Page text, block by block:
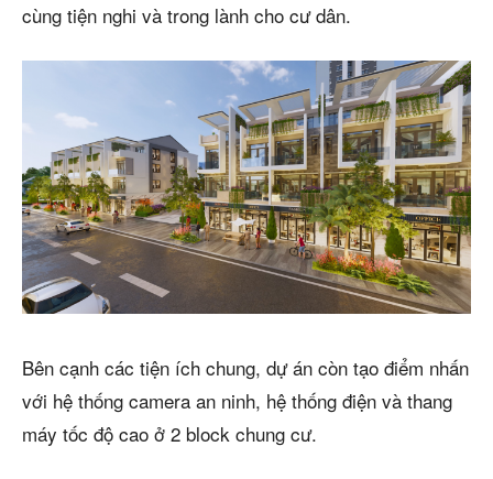
cùng tiện nghi và trong lành cho cư dân.
Bên cạnh các tiện ích chung, dự án còn tạo điểm nhấn
với hệ thống camera an ninh, hệ thống điện và thang
máy tốc độ cao ở 2 block chung cư.